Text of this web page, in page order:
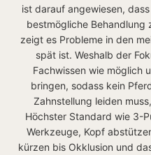
ist darauf angewiesen,
bestmögliche Behandlung
zeigt es Probleme in den
spät ist. Weshalb der
Fachwissen wie möglich
bringen, sodass kein
Zahnstellung leiden
Höchster Standard wie 3-
Werkzeuge, Kopf
kürzen bis Okklusion und